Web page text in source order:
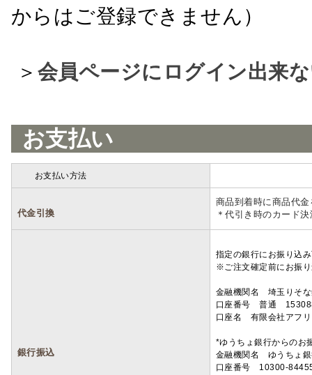
からはご登録できません）
＞ 会員ページにログイン出来
お支払い
お支払い方法
代金引換
商品到着時に商品代
＊代引き時のカード
銀行振込
指定の銀行にお振り込
※ご注文確定前にお振
金融機関名 埼玉りそ
口座番号 普通
口座名 有限会社アフ
*ゆうちょ銀行からのお
金融機関名 ゆうちょ
口座番号 10300-